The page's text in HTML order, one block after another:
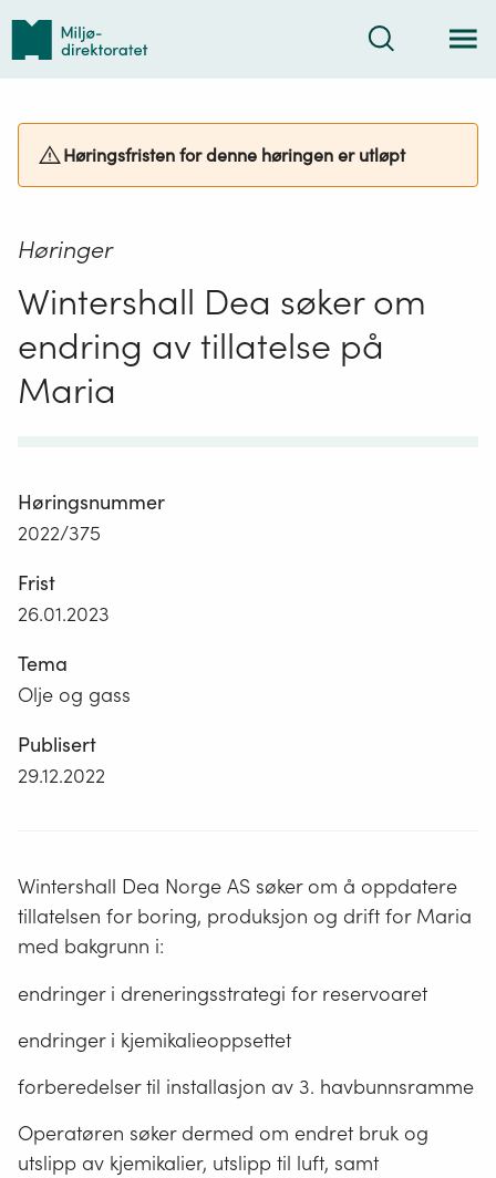
Tilbake
forsiden
Søk
Høringsfristen for denne høringen er utløpt
Høringer
Wintershall Dea søker om
endring av tillatelse på
Maria
Høringsnummer
2022/375
Frist
26.01.2023
Tema
Olje og gass
Publisert
29.12.2022
Wintershall Dea Norge AS søker om å oppdatere
tillatelsen for boring, produksjon og drift for Maria
med bakgrunn i:
endringer i dreneringsstrategi for reservoaret
endringer i kjemikalieoppsettet
forberedelser til installasjon av 3. havbunnsramme
Operatøren søker dermed om endret bruk og
utslipp av kjemikalier, utslipp til luft, samt